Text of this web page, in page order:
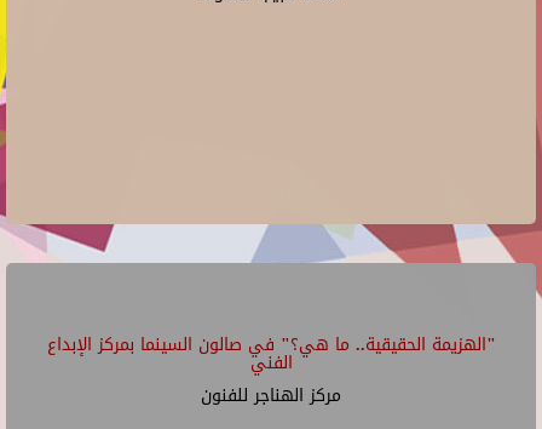
"الهزيمة الحقيقية.. ما هي؟" في صالون السينما بمركز الإبداع
الفني
مركز الهناجر للفنون